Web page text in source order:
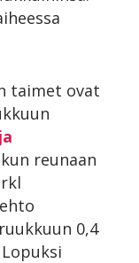
taimet ovat
reunaan
0,4
Lopuksi